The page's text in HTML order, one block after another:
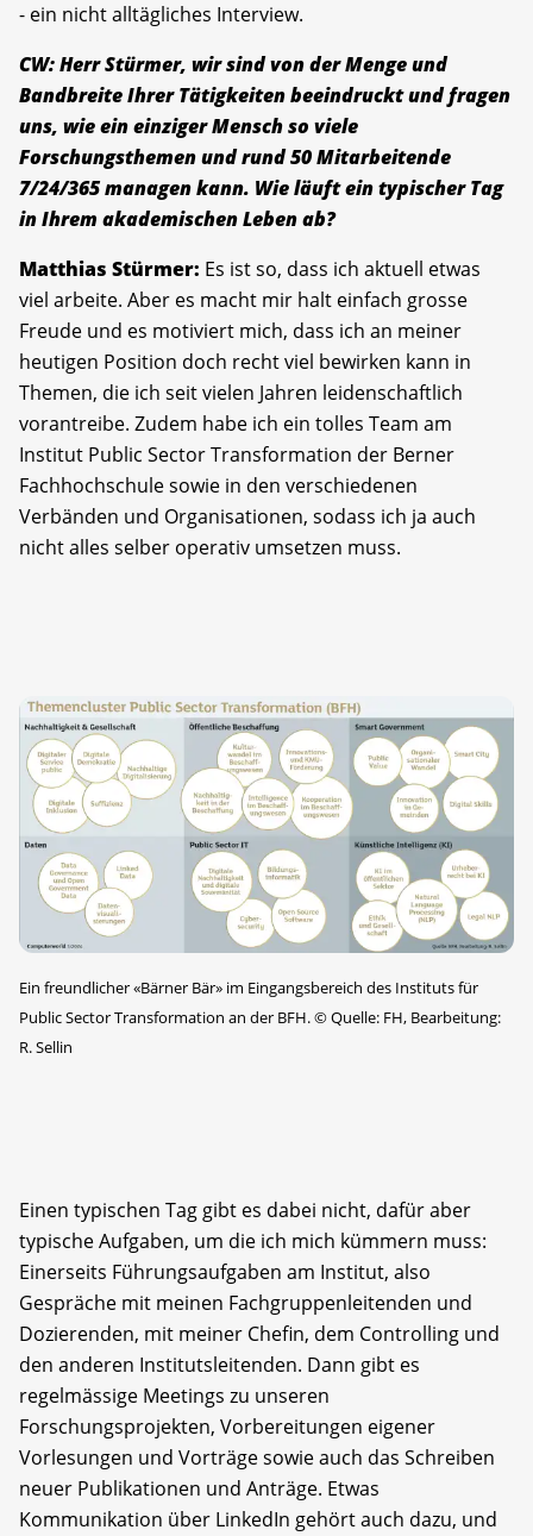
- ein nicht alltägliches Interview.
CW: Herr Stürmer, wir sind von der Menge und
Bandbreite Ihrer Tätigkeiten beeindruckt und fragen
uns, wie ein einziger Mensch so viele
Forschungsthemen und rund 50 Mitarbeitende
7/24/365 managen kann. Wie läuft ein typischer Tag
in Ihrem akademischen Leben ab?
Matthias Stürmer: Es ist so, dass ich aktuell etwas
viel arbeite. Aber es macht mir halt einfach grosse
Freude und es motiviert mich, dass ich an meiner
heutigen Position doch recht viel bewirken kann in
Themen, die ich seit vielen Jahren leidenschaftlich
vorantreibe. Zudem habe ich ein tolles Team am
Institut Public Sector Transformation der Berner
Fachhochschule sowie in den verschiedenen
Verbänden und Organisationen, sodass ich ja auch
nicht alles selber operativ umsetzen muss.
Ein freundlicher «Bärner Bär» im Eingangsbereich des Instituts für
Public Sector Transformation an der BFH.©Quelle: FH, Bearbeitung:
R. Sellin
Einen typischen Tag gibt es dabei nicht, dafür aber
typische Aufgaben, um die ich mich kümmern muss:
Einerseits Führungsaufgaben am Institut, also
Gespräche mit meinen Fachgruppenleitenden und
Dozierenden, mit meiner Chefin, dem Controlling und
den anderen Institutsleitenden. Dann gibt es
regelmässige Meetings zu unseren
Forschungsprojekten, Vorbereitungen eigener
Vorlesungen und Vorträge sowie auch das Schreiben
neuer Publikationen und Anträge. Etwas
Kommunikation über LinkedIn gehört auch dazu, und